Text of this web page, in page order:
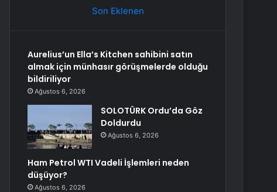
Son Eklenen
Aurelius’un Ella’s Kitchen sahibini satın
almak için münhasır görüşmelerde olduğu
bildiriliyor
Ağustos 6, 2026
SOLOTÜRK Ordu’da Göz
Doldurdu
Ağustos 6, 2026
Ham Petrol WTI Vadeli İşlemleri neden
düşüyor?
Ağustos 6, 2026